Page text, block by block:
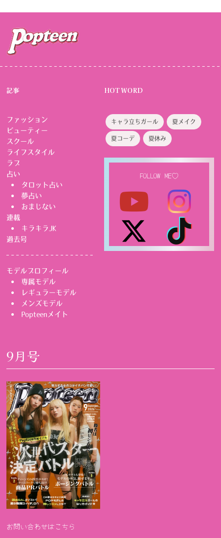
記事
ファッション
ビューティー
スクール
ライフスタイル
ラブ
占い
タロット占い
夢占い
おまじない
連載
キラキラJK
過去号
モデルプロフィール
専属モデル
レギュラーモデル
メンズモデル
Popteenメイト
HOT WORD
キャラ立ちガール 夏メイク
夏コーデ 夏休み
FOLLOW ME♡
9月号
お問い合わせはこちら